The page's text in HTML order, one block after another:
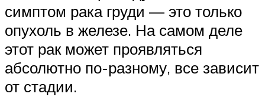
симптом рака груди — это только
опухоль в железе. На самом деле
этот рак может проявляться
абсолютно по-разному, все зависит
от стадии.